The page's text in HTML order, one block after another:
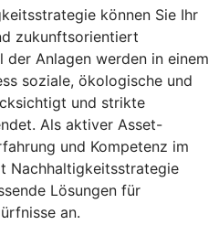
können Sie Ihr
zukunftsorientiert
der Anlagen werden in einem
soziale, ökologische und
und strikte
Als aktiver Asset-
und Kompetenz im
Nachhaltigkeitsstrategie
Lösungen für
an.